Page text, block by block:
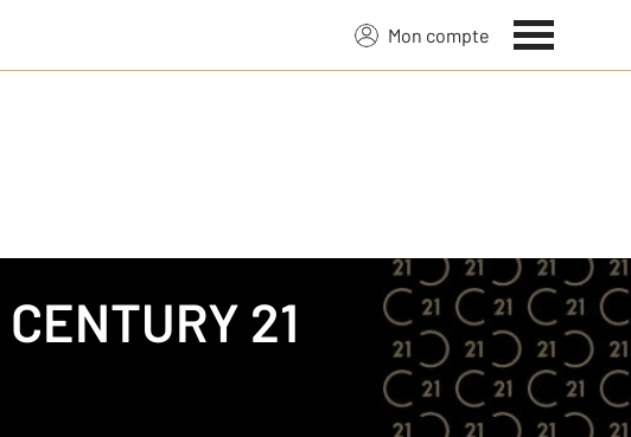
Mon compte
CENTURY 21